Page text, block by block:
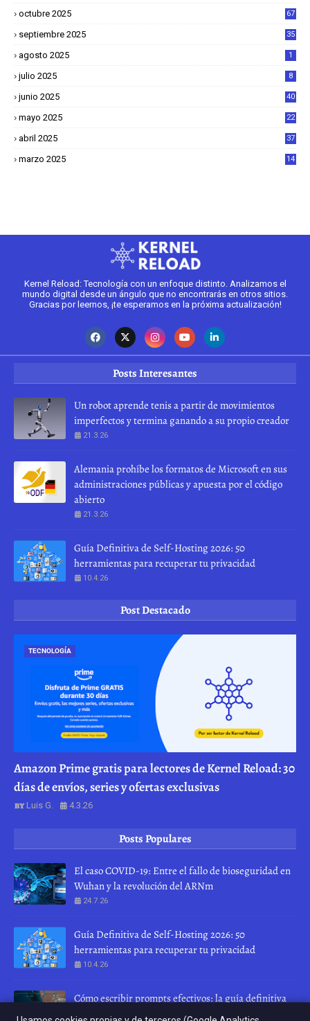
octubre 2025 67
septiembre 2025 35
agosto 2025 1
julio 2025 8
junio 2025 40
mayo 2025
22
abril 2025
37
marzo 2025
14
Kernel Reload: Tecnología con un enfoque distinto. Analizamos el
mundo digital desde un ángulo que no encontrarás en otros sitios.
Gracias por leernos, ¡te esperamos en la próxima actualización!
Posts Interesantes
Un robot aprende tenis a partir de movimientos
imperfectos y termina ganando a su propio creador
21.3.26
Alemania prohíbe los formatos de Microsoft en sus
administraciones públicas y apuesta por el código
abierto
21.3.26
Guía Definitiva de Self-Hosting 2026: 50
herramientas para recuperar tu privacidad
10.4.26
Post Destacado
TECNOLOGÍA
Amazon Prime gratis para lectores de Kernel Reload: 30
días de envíos, series y ofertas exclusivas
Luis G. 4.3.26
Posts Populares
El caso COVID-19: Entre el fallo de bioseguridad en
Wuhan y la revolución del ARNm
24.7.26
Guía Definitiva de Self-Hosting 2026: 50
herramientas para recuperar tu privacidad
10.4.26
Cómo escribir prompts efectivos: la guía definitiva
para hablar con una IA